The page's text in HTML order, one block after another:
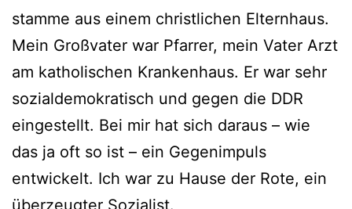
stamme aus einem christlichen Elternhaus.
Mein Großvater war Pfarrer, mein Vater Arzt
am katholischen Krankenhaus. Er war sehr
sozialdemokratisch und gegen die DDR
eingestellt. Bei mir hat sich daraus – wie
das ja oft so ist – ein Gegenimpuls
entwickelt. Ich war zu Hause der Rote, ein
überzeugter Sozialist.